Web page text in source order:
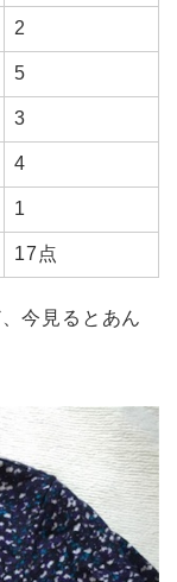
2
5
3
4
1
17点
今見るとあん